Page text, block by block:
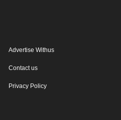
Advertise Withus
Contact us
Privacy Policy